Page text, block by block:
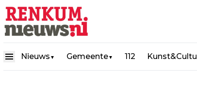
Nieuws ▼ Gemeente▼ 112